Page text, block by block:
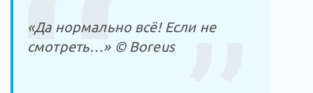
«Да нормально всё! Если не
смотреть…» © Boreus